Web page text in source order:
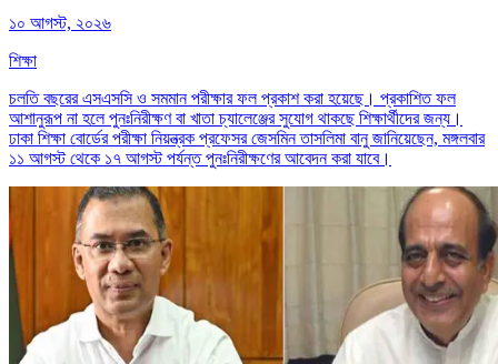
১০ আগস্ট, ২০২৬
শিক্ষা
চলতি বছরের এসএসসি ও সমমান পরীক্ষার ফল প্রকাশ করা হয়েছে। প্রকাশিত ফল
আশানুরূপ না হলে পুনঃনিরীক্ষণ বা খাতা চ্যালেঞ্জের সুযোগ থাকছে শিক্ষার্থীদের জন্য।
ঢাকা শিক্ষা বোর্ডের পরীক্ষা নিয়ন্ত্রক প্রফেসর জেসমিন তাসলিমা বানু জানিয়েছেন, মঙ্গলবার
১১ আগস্ট থেকে ১৭ আগস্ট পর্যন্ত পুনঃনিরীক্ষণের আবেদন করা যাবে।